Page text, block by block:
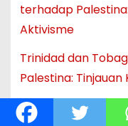
terhadap
Aktivisme
Trinidad dan
Palestina:
Kandidat Presiden